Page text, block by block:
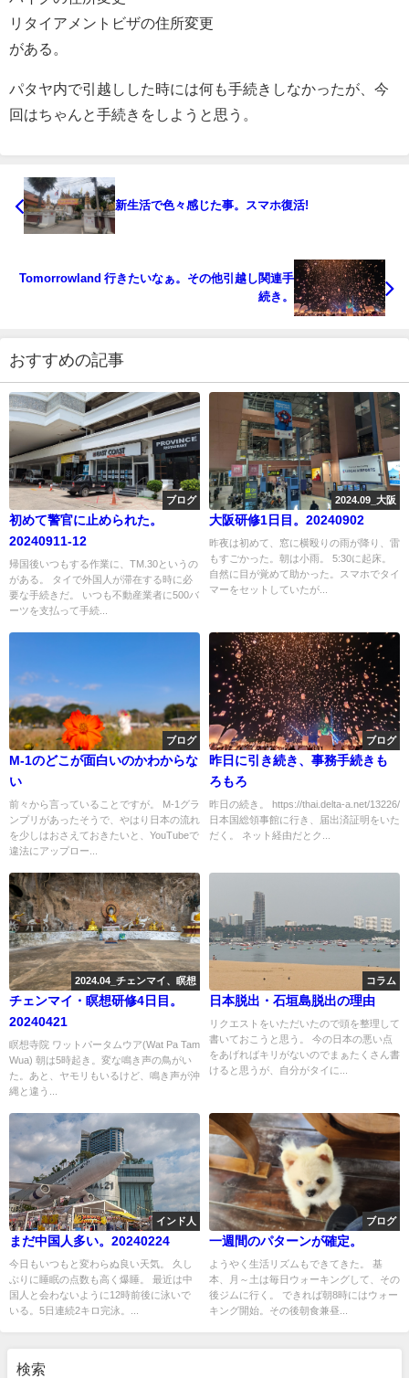
リタイアメントビザの住所変更
がある。
パタヤ内で引越しした時には何も手続きしなかったが、今
回はちゃんと手続きをしようと思う。
新生活で色々感じた事。スマホ復活!
Tomorrowland 行きたいなぁ。その他引越し関連手
続き。
おすすめの記事
ブログ
初めて警官に止められた。
20240911-12
帰国後いつもする作業に、TM.30というの
がある。 タイで外国人が滞在する時に必
要な手続きだ。 いつも不動産業者に500バ
ーツを支払って手続...
2024.09_大阪
大阪研修1日目。20240902
昨夜は初めて、窓に横殴りの雨が降り、雷
もすごかった。朝は小雨。 5:30に起床。
自然に目が覚めて助かった。スマホでタイ
マーをセットしていたが...
ブログ
M-1のどこが面白いのかわからな
い
前々から言っていることですが。 M-1グラ
ンプリがあったそうで、やはり日本の流れ
を少しはおさえておきたいと、YouTubeで
違法にアップロー...
ブログ
昨日に引き続き、事務手続きも
ろもろ
昨日の続き。 https://thai.delta-a.net/13226/
日本国総領事館に行き、届出済証明をいた
だく。 ネット経由だとク...
2024.04_チェンマイ、瞑想
チェンマイ・瞑想研修4日目。
20240421
瞑想寺院 ワットパータムウア(Wat Pa Tam
Wua) 朝は5時起き。変な鳴き声の鳥がい
た。あと、ヤモリもいるけど、鳴き声が沖
縄と違う...
コラム
日本脱出・石垣島脱出の理由
リクエストをいただいたので頭を整理して
書いておこうと思う。 今の日本の悪い点
をあげればキリがないのでまぁたくさん書
けると思うが、自分がタイに...
インド人
まだ中国人多い。20240224
今日もいつもと変わらぬ良い天気。 久し
ぶりに睡眠の点数も高く爆睡。 最近は中
国人と会わないように12時前後に泳いで
いる。5日連続2キロ完泳。...
ブログ
一週間のパターンが確定。
ようやく生活リズムもできてきた。 基
本、月～土は毎日ウォーキングして、その
後ジムに行く。 できれば朝8時にはウォー
キング開始。その後朝食兼昼...
検索